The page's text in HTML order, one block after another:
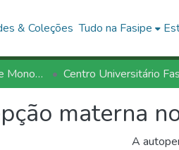
& Coleções Tudo na Fasipe
Biblioteca Digital de Monografias - BDM/FASIPE Centro Universitário
materna
A